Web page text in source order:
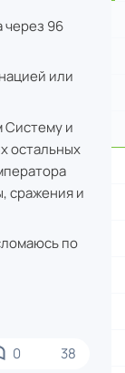
через 96
или
Систему и
остальных
сражения и
по
0 38